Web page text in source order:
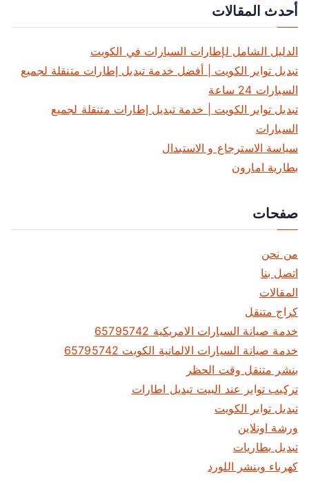
أحدث المقالات
الدليل الشامل لإطارات السيارات في الكويت
تبديل تواير الكويت | أفضل خدمة تبديل إطارات متنقلة لجميع
السيارات 24 ساعة
تبديل تواير الكويت | خدمة تبديل إطارات متنقلة لجميع
السيارات
سياسة الاسترجاع و الاستبدال
بطارية امارون
صفحات
من نحن
اتصل بنا
المقالات
كراج متنقل
خدمة صيانة السيارات الامريكية 65795742
خدمة صيانة السيارات الالمانية الكويت 65795742
بنشر متنقل وقت الحظر
تركيب تواير عند البيت تبديل اطارات
تبديل تواير الكويت
ورشة اونلاين
تبديل بطاريات
كهرباء وبنشر اللورد